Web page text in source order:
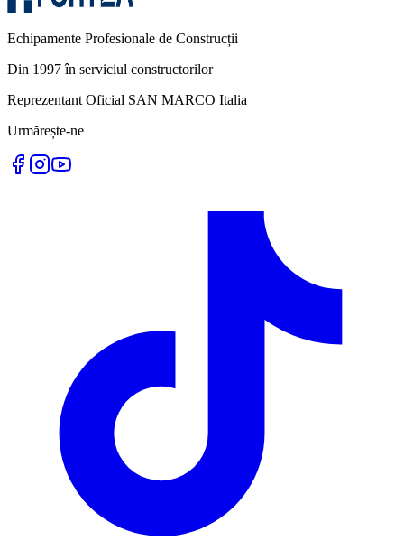
Echipamente Profesionale de Construcții
Din 1997 în serviciul constructorilor
Reprezentant Oficial SAN MARCO Italia
Urmărește-ne